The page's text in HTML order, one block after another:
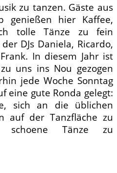
zu tanzen. Gäste aus
genießen hier Kaffee,
tolle Tänze zu fein
DJs Daniela, Ricardo,
In diesem Jahr ist
uns ins Nou gezogen
jede Woche Sonntag
eine gute Ronda gelegt:
sich an die üblichen
auf der Tanzfläche zu
Tänze zu